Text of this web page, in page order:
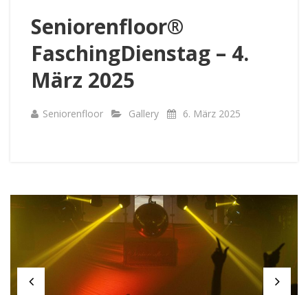
Seniorenfloor®
FaschingDienstag – 4.
März 2025
Seniorenfloor Gallery 6. März 2025